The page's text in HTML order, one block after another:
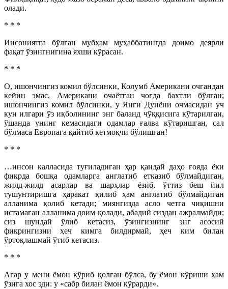
олади.
* * *
Инсониятга бўлган мубҳам муҳаббатингда доимо деярли
фақат ўзингнигина яхши кўрасан.
* * *
О, ишончингиз комил бўлсинки, Колумб Американи очгандан
кейин эмас, Американи очаётган чоғда бахтли бўлган;
ишончингиз комил бўлсинки, у Янги Дунёни очмасидан уч
кун илгари ўз иқболининг энг баланд чўққисига кўтарилган,
ўшанда унинг кемасидаги одамлар ғалва кўтаришган, сал
бўлмаса Европага қайтиб кетмоқчи бўлишган!
* * *
…инсон калласида туғиладиган ҳар қандай даҳо ғояда ёки
фикрда бошқа одамларга англатиб етказиб бўлмайдиган,
жилд-жилд асарлар ва шарҳлар ёзиб, ўттиз беш йил
тушунтиришга ҳаракат қилиб ҳам англатиб бўлмайдиган
алланима қолиб кетади; миянгизда асло четга чиқишни
истамаган алланима доим қолади, абадий сиздан ажралмайди;
сиз шундай ўлиб кетасиз, ўзингизнинг энг асосий
фикрингизни ҳеч кимга билдирмай, ҳеч ким билан
ўртоқлашмай ўтиб кетасиз.
* * *
Агар у мени ёмон кўриб қолган бўлса, бу ёмон кўриши ҳам
ўзига хос эди: у «сабр билан ёмон кўрарди».